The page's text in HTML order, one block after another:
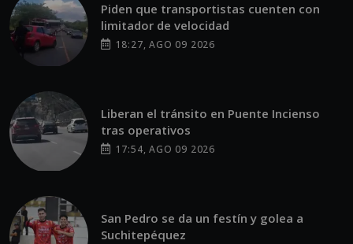
Piden que transportistas cuenten con
limitador de velocidad
18:27, AGO 09 2026
Liberan el tránsito en Puente Incienso
tras operativos
17:54, AGO 09 2026
San Pedro se da un festín y golea a
Suchitepéquez